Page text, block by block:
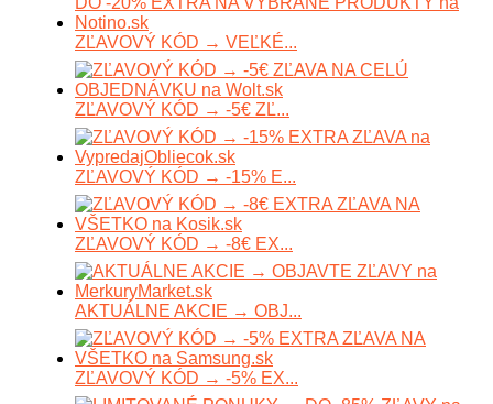
ZĽAVOVÝ KÓD → VEĽKÉ...
ZĽAVOVÝ KÓD → -5€ ZĽ...
ZĽAVOVÝ KÓD → -15% E...
ZĽAVOVÝ KÓD → -8€ EX...
AKTUÁLNE AKCIE → OBJ...
ZĽAVOVÝ KÓD → -5% EX...